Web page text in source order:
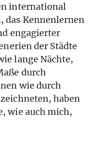
international
das Kennenlernen
engagierter
der Städte
lange Nächte,
durch
wie durch
haben
wie auch mich,